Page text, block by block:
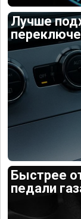
Лучше
Быстрее
педали